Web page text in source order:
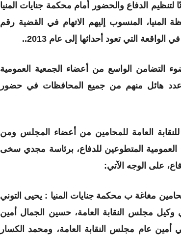
لتنظيم الدفاع والحضور أمام محكمة جنايات المنيا
المنيا، المنسوب إليهم الاتهام في القضية رقم
التضامن الواسع من أعضاء الجمعية العمومية
عدد هائل منهم من جميع المحافظات في حضور
للنقابة العامة للمحامين من أعضاء المجلس ومن
العمومية المتطوعين للدفاع، برئاسة مجدي سخى
على الوجه الآتي:
مغاغة ب محكمة جنايات المنيا : يحيى التوني
مجلس النقابة العامة، حسين الجمال أمين
أمين عام مجلس النقابة العامة، ومحمد الكسار